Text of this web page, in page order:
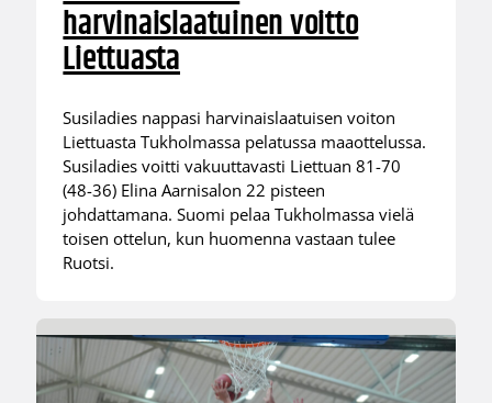
harvinaislaatuinen voitto
Liettuasta
Susiladies nappasi harvinaislaatuisen voiton
Liettuasta Tukholmassa pelatussa maaottelussa.
Susiladies voitti vakuuttavasti Liettuan 81-70
(48-36) Elina Aarnisalon 22 pisteen
johdattamana. Suomi pelaa Tukholmassa vielä
toisen ottelun, kun huomenna vastaan tulee
Ruotsi.